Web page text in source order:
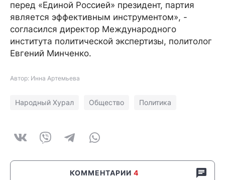
перед «Единой Россией» президент, партия
является эффективным инструментом», -
согласился директор Международного
института политической экспертизы, политолог
Евгений Минченко.
Автор: Инна Артемьева
Народный Хурал Общество Политика
КОММЕНТАРИИ 4